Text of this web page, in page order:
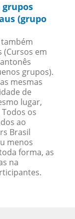
(grupo
em
grupos).
mesmas
de
lugar,
os
ao
Brasil
menos
forma, as
na